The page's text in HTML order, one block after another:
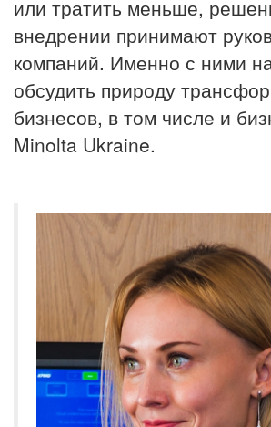
или тратить меньше,
внедрении принимают
компаний. Именно с ними
обсудить природу
бизнесов, в том числе и
Minolta Ukraine.